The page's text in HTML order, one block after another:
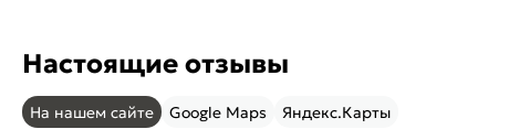
Настоящие отзывы
На нашем сайте Google Maps Яндекс.Карты